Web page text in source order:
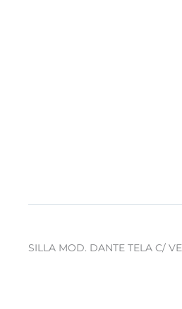
SILLA MOD. DANTE TELA C/